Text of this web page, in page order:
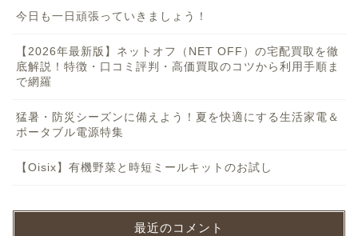
今日も一日頑張っていきましょう！
【2026年最新版】ネットオフ（NET OFF）の宅配買取を徹
底解説！特徴・口コミ評判・高価買取のコツから利用手順ま
で網羅
猛暑・防災シーズンに備えよう！夏を快適にする生活家電＆
ポータブル電源特集
【Oisix】有機野菜と時短ミールキットのお試し
最近のコメント